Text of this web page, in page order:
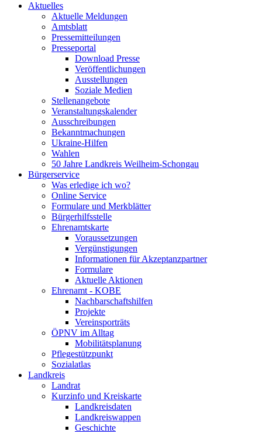
Aktuelles
Aktuelle Meldungen
Amtsblatt
Pressemitteilungen
Presseportal
Download Presse
Veröffentlichungen
Ausstellungen
Soziale Medien
Stellenangebote
Veranstaltungskalender
Ausschreibungen
Bekanntmachungen
Ukraine-Hilfen
Wahlen
50 Jahre Landkreis Weilheim-Schongau
Bürgerservice
Was erledige ich wo?
Online Service
Formulare und Merkblätter
Bürgerhilfsstelle
Ehrenamtskarte
Voraussetzungen
Vergünstigungen
Informationen für Akzeptanzpartner
Formulare
Aktuelle Aktionen
Ehrenamt - KOBE
Nachbarschaftshilfen
Projekte
Vereinsporträts
ÖPNV im Alltag
Mobilitätsplanung
Pflegestützpunkt
Sozialatlas
Landkreis
Landrat
Kurzinfo und Kreiskarte
Landkreisdaten
Landkreiswappen
Geschichte